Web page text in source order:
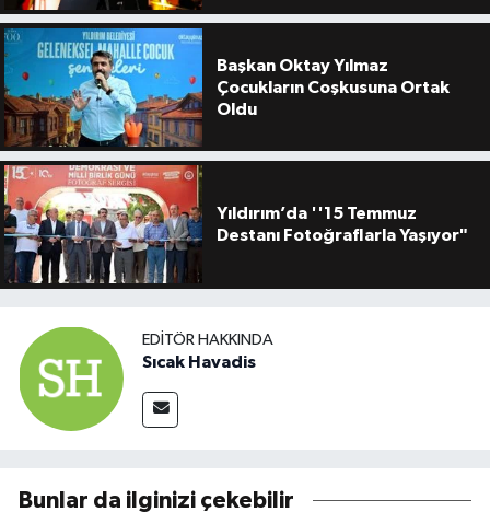
Başkan Oktay Yılmaz
Çocukların Coşkusuna Ortak
Oldu
Yıldırım’da ''15 Temmuz
Destanı Fotoğraflarla Yaşıyor"
EDITÖR HAKKINDA
Sıcak Havadis
Bunlar da ilginizi çekebilir